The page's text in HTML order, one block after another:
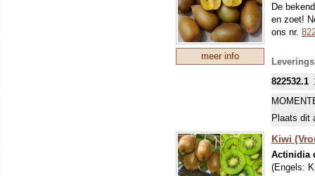
meer info
De
en zoet!
ons nr.
822532.1
Plaats dit
Kiwi
Actinidia
(Engels: